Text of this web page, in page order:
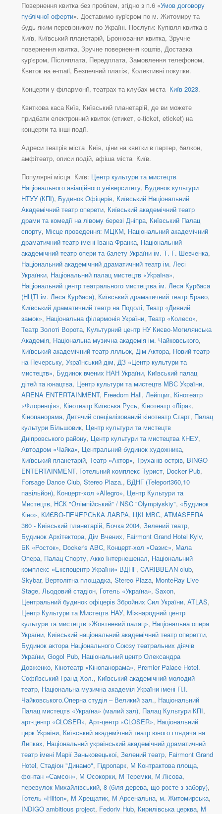
Повернення квитка без проблем, згідно з п.6 «Умов договору
публічної оферти». Доставимо кур'єром по м. Житомиру та
будь-яким перевізником по Україні. Послуги: Купівля квитка в
Київ, Київський планетарій, Бронювання квитка, Зручне
повернення квитка, Зручне повернення коштів, Доставка
кур'єром, Післяплата, Передплата, Замовлення телефоном,
Квиток на e-mail, Безпечний платіж, Колективні покупки.
Концерти у філармонії, театрах та клубах міста Київ 2023.
Квиткова каса Київ, Київський планетарій, де ви можете
придбати електронний квиток (етикет, e-ticket, eticket) на
концерти та інші події.
Адреси театрів міста Київ, ціни на квитки в партер, балкон,
амфітеатр, описи подій, афіша міста Київ.
Популярні місця Київ: Центр культури та мистецтв
Національного авіаційного університету, Будинок культури
НТУУ (КПІ), Будинок Офіцерів, Київський Національний
Академічний театр оперети, Київський академічний театр
драми та комедії на лівому березі Дніпра, Київський Палац
спорту, Місце проведення: МЦКМ, Національний академічний
драматичний театр імені Івана Франка, Національний
академічний театр опери та балету України ім. Т. Г. Шевченка,
Національний академічний драматичний театр ім. Лесі
Українки, Національний палац мистецтв «Україна»,
Національний центр театрального мистецтва ім. Леся Курбаса
(НЦТІ ім. Леся Курбаса), Київський драматичний театр Браво,
Київський драматичний театр на Подолі, Театр «Дивний
замок», Національна філармонія України, Театр «Колесо»,
Театр Золоті Ворота, Культурний центр НУ Києво-Могилянська
Академія, Національна музична академія ім. Чайковського,
Київський академічний театр ляльок, Дім Актора, Новий театр
на Печерську, Український дім, ДЗ «Центр культури та
мистецтв», Будинок вчених НАН України, Київський палац
дітей та юнацтва, Центр культури та мистецтв МВС України,
ARENA ENTERTAINMENT, Freedom Hall, Лейпциг, Кінотеатр
«Флоренція», Кінотеатр Київська Русь, Кінотеатр «Ліра»,
Кінопанорама, Дитячий спеціалізований кінотеатр Старт, Палац
культури Більшовик, Центр культури та мистецтв
Дніпровського району, Центр культури та мистецтва КНЕУ,
Автодром «Чайка», Центральний будинок художника,
Київський планетарій, Театр «Актор», Труханів острів, BINGO
ENTERTAINMENT, Готельний комплекс Турист, Docker Pub,
Forsage Dance Club, Stereo Plaza., ВДНГ (Teleport360,10
павільйон), Концерт-хол «Allegro», Центр Культури та
Мистецтв, НСК "Олімпійський" / NSC "Olympiyskiy", «Будинок
Кіно», КИЄВО-ПЕЧЕРСЬКА ЛАВРА, ЦКІ МВС, ATMASFERA
360 - Київський планетарій, Бочка 2004, Зелений театр,
Будинок Архітектора, Дім Вчених, Fairmont Grand Hotel Kyiv,
БК «Росток», Docker's ABC, Концерт-хол «Оазис», Мала
Опера, Палац Спорту, Акко Інтернешенал, Національний
комплекс «Експоцентр України» ВДНГ, CARIBBEAN club,
Skybar, Вертолітна площадка, Stereo Plaza, MonteRay Live
Stage, Льодовий стадіон, Готель «Україна», Saxon,
Центральний будинок офіцерів Збройних Сил України, ATLAS,
Центр Культури та Мистецтв НАУ, Міжнародний центр
культури та мистецтв «Жовтневий палац», Національна опера
України, Київський національний академічний театр оперетти,
Будинок актора Національного Союзу театральних діячів
України, Gogol Pub, Національний центр Олександра
Довженко, Кінотеатр «Кінопанорама», Premier Palace Hotel.
Софіївський Гранд Хол., Київський академічний молодий
театр, Національна музична академія України імені П.І.
Чайковського.Оперна студія – Великий зал., Національний
Палац мистецтв «Україна» (малий зал), Палац Культури КПІ,
арт-центр «CLOSER», Арт-центр «CLOSER», Національний
цирк України, Київський академічний театр юного глядача на
Липках, Національний український академічний драматичний
театр імені Марії Заньковецької, Зелений театр, Fairmont Grand
Hotel, Стадіон "Динамо", Гідропарк, М Контрактова площа,
фонтан «Самсон», М Осокорки, М Теремки, М Лісова,
перевулок Михайлівський, 8 (біля дерева, що росте з забору),
Готель «Hilton», М Хрещатик, М Арсенальна, м. Житомирська,
INDIGO ambitious project, Fedoriv Hub, Кирилівська церква, М